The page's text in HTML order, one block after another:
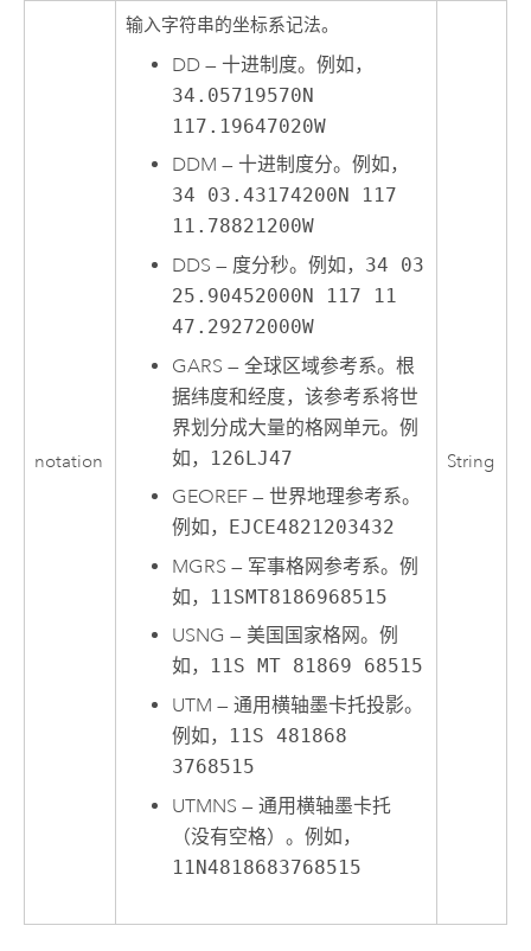
notation
输入字符串的坐标系记法。
DD — 十进制度。例如，
34.05719570N
117.19647020W
DDM — 十进制度分。例如，
34 03.43174200N 117
11.78821200W
DDS — 度分秒。例如， 34 03
25.90452000N 117 11
47.29272000W
GARS — 全球区域参考系。根
据纬度和经度，该参考系将世
界划分成大量的格网单元。例
如，
126LJ47
GEOREF — 世界地理参考系。
例如，
EJCE4821203432
MGRS — 军事格网参考系。例
如，
11SMT8186968515
USNG — 美国国家格网。例
如，
11S MT 81869 68515
UTM — 通用横轴墨卡托投影。
例如，
11S 481868
3768515
UTMNS — 通用横轴墨卡托
（没有空格）。例如，
11N4818683768515
String